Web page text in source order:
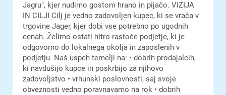
Jagru", kjer nudimo gostom hrano in pijačo. VIZIJA
IN CILJI Cilj je vedno zadovoljen kupec, ki se vrača v
trgovine Jager, kjer dobi vse potrebno po ugodnih
cenah. Želimo ostati hitro rastoče podjetje, ki je
odgovorno do lokalnega okolja in zaposlenih v
podjetju. Naš uspeh temelji na: • dobrih prodajalcih,
ki navdušijo kupce in poskrbijo za njihovo
zadovoljstvo • vrhunski poslovnosti, saj svoje
obveznosti vedno poravnavamo na rok • dobrih